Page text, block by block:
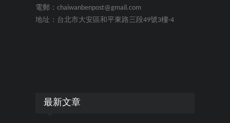
電郵：chaiwanbenpost@gmail.com
地址：台北市大安區和平東路三段49號3樓-4
最新文章